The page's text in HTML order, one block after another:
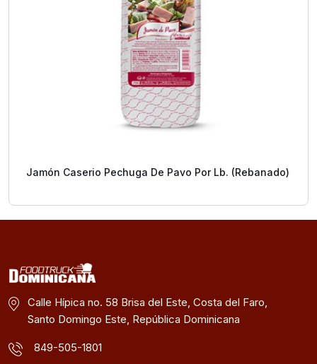
Jamón Caserio Pechuga De Pavo Por Lb. (Rebanado)
Calle Hípica no. 58 Brisa del Este, Costa del Faro,
Santo Domingo Este, República Dominicana
849-505-1801